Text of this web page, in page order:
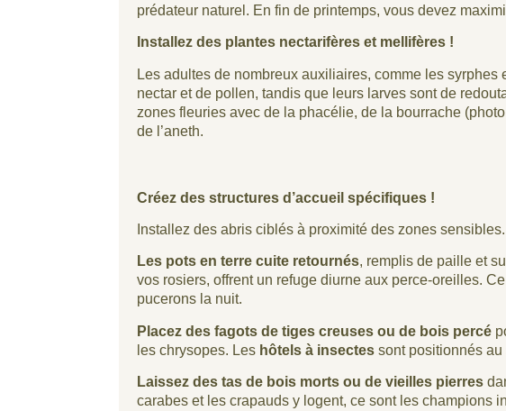
prédateur naturel. En fin de printemps, vous devez
Installez des plantes nectarifères et mellifères !
Les adultes de nombreux auxiliaires, comme les syrphes
nectar et de pollen, tandis que leurs larves sont de
zones fleuries avec de la phacélie, de la bourrache
de l’aneth.
Créez des structures d’accueil spécifiques !
Installez des abris ciblés à proximité des zones sensibles.
Les pots en terre cuite retournés, remplis de paille et
vos rosiers, offrent un refuge diurne aux perce-oreilles.
pucerons la nuit.
Placez des fagots de tiges creuses ou de bois percé
les chrysopes. Les hôtels à insectes sont positionnés au
Laissez des tas de bois morts ou de vieilles pierres
carabes et les crapauds y logent, ce sont les champions